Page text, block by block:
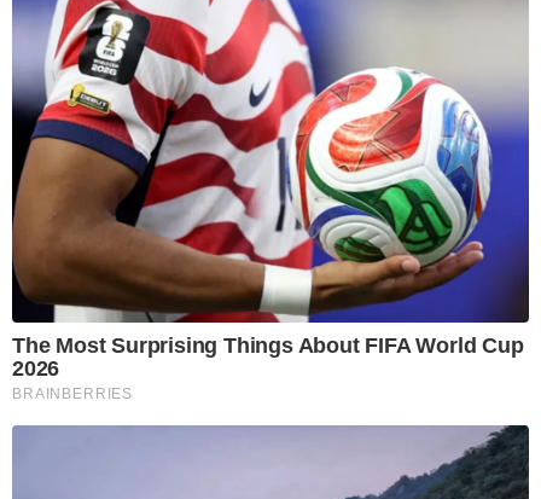
The Most Surprising Things About FIFA World Cup
2026
BRAINBERRIES